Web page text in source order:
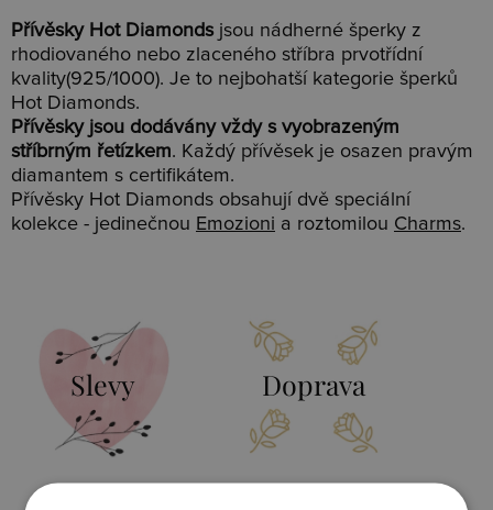
Přívěsky Hot Diamonds jsou nádherné šperky z
rhodiovaného nebo zlaceného stříbra prvotřídní
kvality(925/1000). Je to nejbohatší kategorie šperků
Hot Diamonds.
Přívěsky jsou dodávány vždy s vyobrazeným
stříbrným řetízkem. Každý přívěsek je osazen pravým
diamantem s certifikátem.
Přívěsky Hot Diamonds obsahují dvě speciální
kolekce - jedinečnou Emozioni a roztomilou Charms.
Slevy Doprava